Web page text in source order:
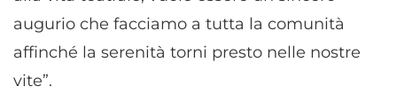
augurio che facciamo a tutta la comunità
affinché la serenità torni presto nelle nostre
vite”.